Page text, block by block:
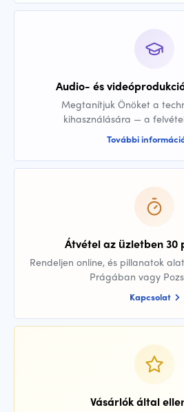
Audio- és
Megtanítjuk Önöket a
kihasználására — a
További
Átvétel az üzletben 30
Rendeljen online, és pillanatok
Prágában vagy
Kapcsolat
Vásárlók által